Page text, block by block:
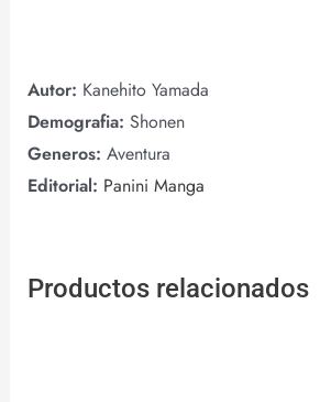
Autor: Kanehito Yamada
Demografia: Shonen
Generos: Aventura
Editorial: Panini Manga
Productos relacionados